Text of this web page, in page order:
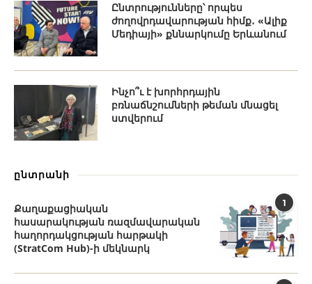
Ընտրությունները՝ որպես
ժողովրդավարության հիմք․ «Ալիք
Մեդիայի» քննարկումը Երևանում
Ինչո՞ւ է խորհրդային
բռնաճնշումների թեման մնացել
ստվերում
ընտրանի
1
Քաղաքացիական
հասարակության ռազմավարական
հաղորդակցության հարթակի
(StratCom Hub)-ի մեկնարկ